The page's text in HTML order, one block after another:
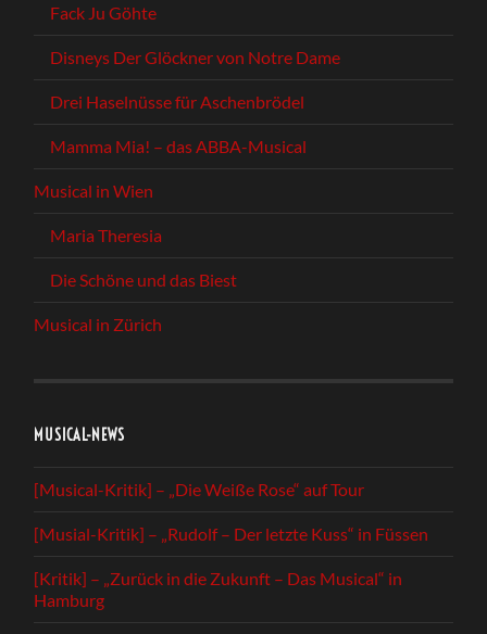
Fack Ju Göhte
Disneys Der Glöckner von Notre Dame
Drei Haselnüsse für Aschenbrödel
Mamma Mia! – das ABBA-Musical
Musical in Wien
Maria Theresia
Die Schöne und das Biest
Musical in Zürich
MUSICAL-NEWS
[Musical-Kritik] – „Die Weiße Rose“ auf Tour
[Musial-Kritik] – „Rudolf – Der letzte Kuss“ in Füssen
[Kritik] – „Zurück in die Zukunft – Das Musical“ in
Hamburg